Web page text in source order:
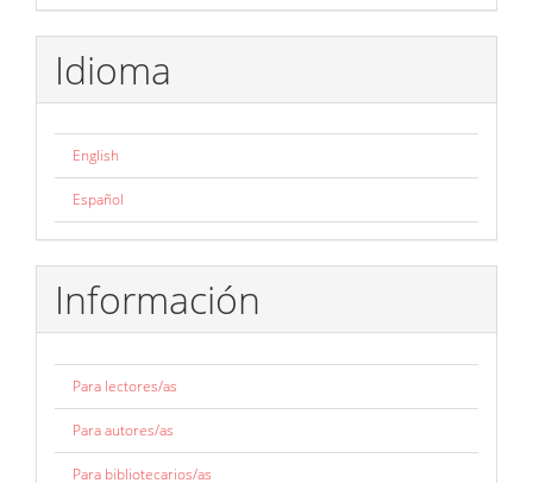
Idioma
English
Español
Información
Para lectores/as
Para autores/as
Para bibliotecarios/as